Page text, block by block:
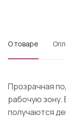
О товаре
Прозрачная
рабочую зону.
получаются